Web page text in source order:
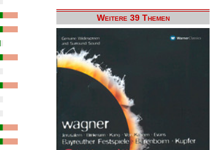
Weitere 39 Themen